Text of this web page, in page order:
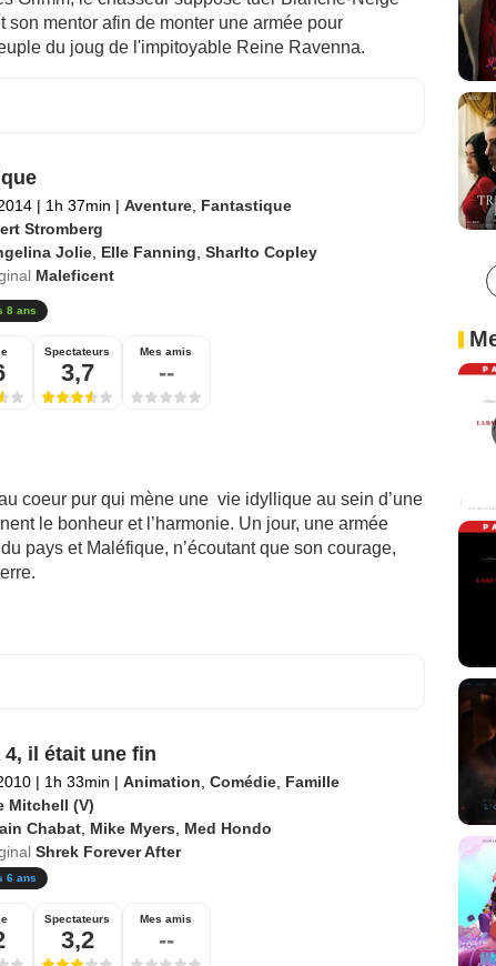
mentor afin de monter une armée pour
du joug de l'impitoyable Reine Ravenna.
| 1h 37min | Aventure, Fantastique
Stromberg
Jolie, Elle Fanning, Sharlto Copley
Maleficent
8 ans
Spectateurs
3,7
Mes amis
--
coeur pur qui mène une vie idyllique au sein d’une
le bonheur et l’harmonie. Un jour, une armée
pays et Maléfique, n’écoutant que son courage,
4, il était une fin
| 1h 33min | Animation, Comédie, Famille
Mitchell (V)
Chabat, Mike Myers, Med Hondo
Shrek Forever After
6 ans
Spectateurs
3,2
Mes amis
--